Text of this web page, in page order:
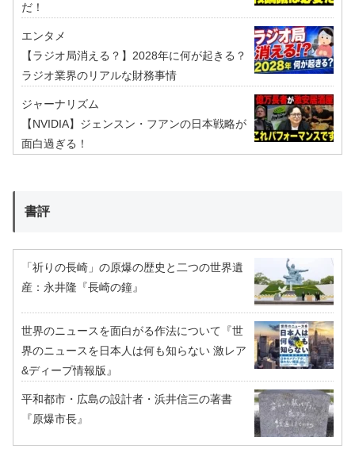
だ！
エンタメ
【ラジオ局消える？】2028年に何が起きる？
ラジオ業界のリアルな財務事情
ジャーナリズム
【NVIDIA】ジェンスン・フアンの日本戦略が
面白過ぎる！
書評
「祈りの長崎」の原爆の歴史と二つの世界遺
産：永井隆『長崎の鐘』
世界のニュースを面白がる作法について『世
界のニュースを日本人は何も知らない 激レア
&ディープ情報版』
平和都市・広島の設計者・浜井信三の著書
『原爆市長』